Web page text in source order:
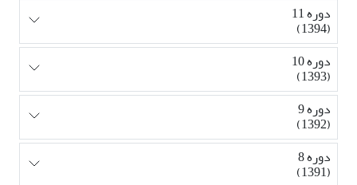
دوره 11
(1394)
دوره 10
(1393)
دوره 9
(1392)
دوره 8
(1391)